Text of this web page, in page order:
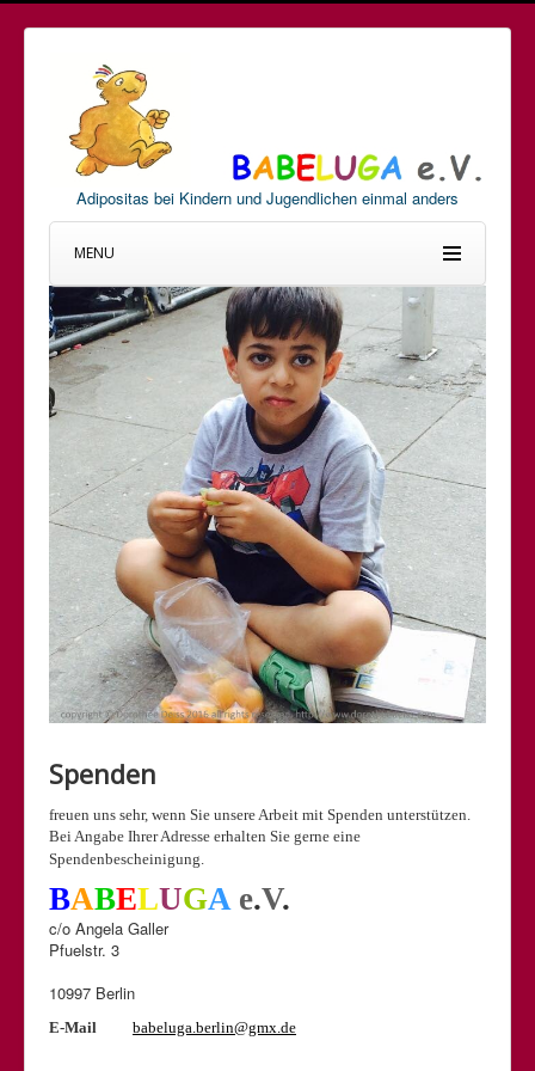
Adipositas bei Kindern und Jugendlichen einmal anders
MENU
Spenden
freuen uns sehr, wenn Sie unsere Arbeit mit Spenden unterstützen.
Bei Angabe Ihrer Adresse erhalten Sie gerne eine
Spendenbescheinigung.
BABELUGA e.V.
c/o Angela Galler
Pfuelstr. 3
10997 Berlin
E-Mail babeluga.berlin@gmx.de